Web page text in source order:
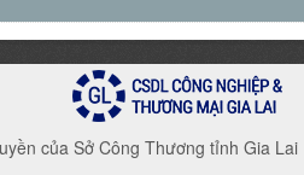
của Sở Công Thương tỉnh Gia Lai